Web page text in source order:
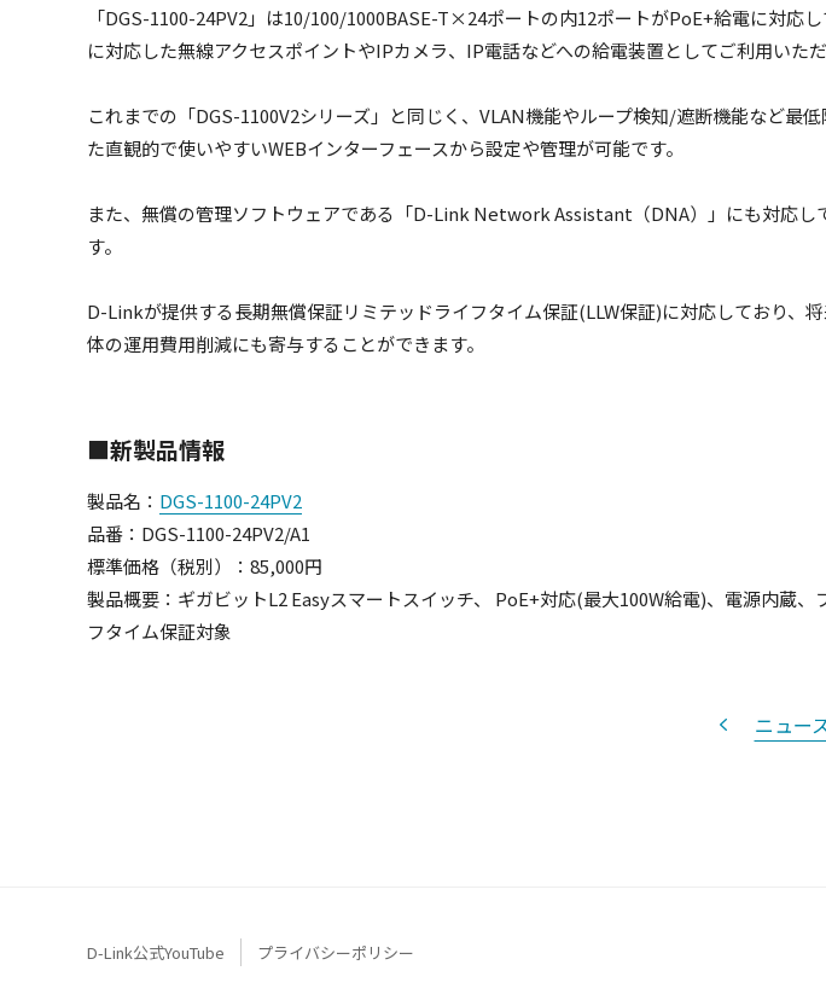
「DGS-1100-24PV2」は10/100/1000BASE-T×24ポートの内12ポートがPoE+給電に対
に対応した無線アクセスポイントやIPカメラ、IP電話などへの給電装置としてご利用いた
これまでの「DGS-1100V2シリーズ」と同じく、VLAN機能やループ検知/遮断機能など
た直観的で使いやすいWEBインターフェースから設定や管理が可能です。
また、無償の管理ソフトウェアである「D-Link Network Assistant（DNA）」にも対応
す。
D-Linkが提供する長期無償保証リミテッドライフタイム保証(LLW保証)に対応しており
体の運用費用削減にも寄与することができます。
■新製品情報
製品名： DGS-1100-24PV2
品番：DGS-1100-24PV2/A1
標準価格（税別）：85,000円
製品概要：ギガビットL2 Easyスマートスイッチ、 PoE+対応(最大100W給電)、電源内蔵
フタイム保証対象
ニュー
D-Link公式YouTube プライバシーポリシー